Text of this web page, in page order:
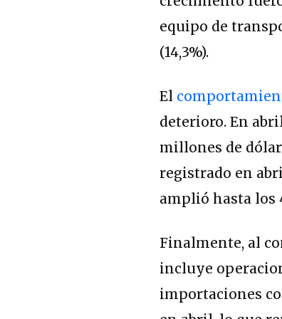
equipo de
(14,3%).
El
deterioro. En
millones de
registrado en
amplió hasta los
Finalmente, al
incluye
importaciones